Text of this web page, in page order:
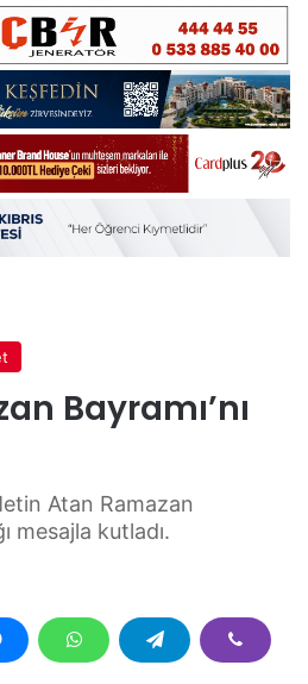
Bayramı’nı
Atan Ramazan
mesajla kutladı.